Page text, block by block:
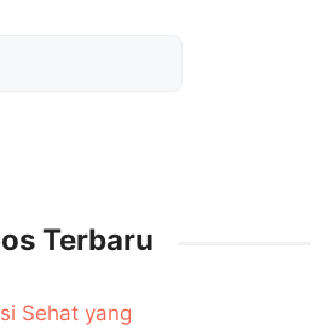
Terbaru
Sehat yang